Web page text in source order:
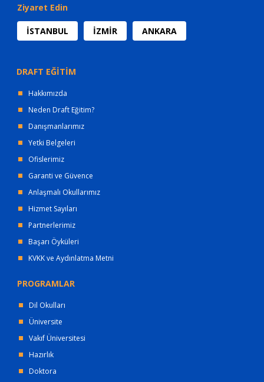
Ziyaret Edin
İSTANBUL İZMİR ANKARA
DRAFT EĞİTİM
Hakkımızda
Neden Draft Eğitim?
Danışmanlarımız
Yetki Belgeleri
Ofislerimiz
Garanti ve Güvence
Anlaşmalı Okullarımız
Hizmet Sayıları
Partnerlerimiz
Başarı Öyküleri
KVKK ve Aydınlatma Metni
PROGRAMLAR
Dil Okulları
Üniversite
Vakıf Üniversitesi
Hazırlık
Doktora